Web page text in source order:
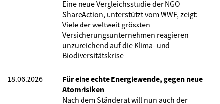
Eine neue Vergleichsstudie der NGO
ShareAction, unterstützt vom WWF, zeigt:
Viele der weltweit grössten
Versicherungsunternehmen reagieren
unzureichend auf die Klima- und
Biodiversitätskrise
18.06.2026
Für eine echte Energiewende, gegen neue
Atomrisiken
Nach dem Ständerat will nun auch der